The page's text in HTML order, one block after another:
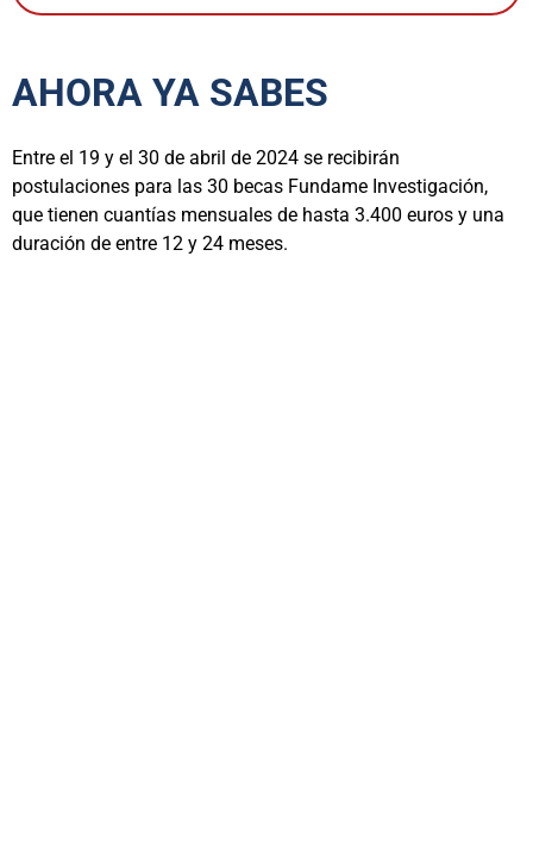
AHORA YA SABES
Entre el 19 y el 30 de abril de 2024 se recibirán
postulaciones para las 30 becas Fundame Investigación,
que tienen cuantías mensuales de hasta 3.400 euros y una
duración de entre 12 y 24 meses.